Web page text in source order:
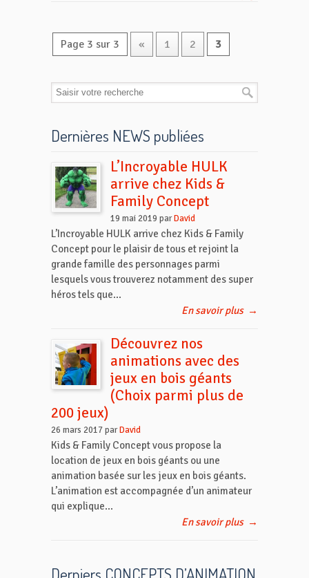
Page 3 sur 3 « 1 2 3
Dernières NEWS publiées
L’Incroyable HULK
arrive chez Kids &
Family Concept
19 mai 2019 parDavid
L’Incroyable HULK arrive chez Kids & Family
Concept pour le plaisir de tous et rejoint la
grande famille des personnages parmi
lesquels vous trouverez notamment des super
héros tels que...
En savoir plus →
Découvrez nos
animations avec des
jeux en bois géants
(Choix parmi plus de
200 jeux)
26 mars 2017 parDavid
Kids & Family Concept vous propose la
location de jeux en bois géants ou une
animation basée sur les jeux en bois géants.
L’animation est accompagnée d’un animateur
qui explique...
En savoir plus →